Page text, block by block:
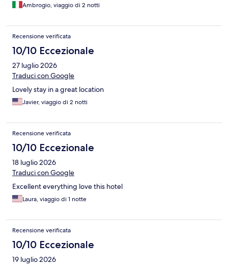
Ambrogio, viaggio di 2 notti
Recensione verificata
10/10 Eccezionale
27 luglio 2026
Traduci con Google
Lovely stay in a great location
Javier, viaggio di 2 notti
Recensione verificata
10/10 Eccezionale
18 luglio 2026
Traduci con Google
Excellent everything love this hotel
Laura, viaggio di 1 notte
Recensione verificata
10/10 Eccezionale
19 luglio 2026